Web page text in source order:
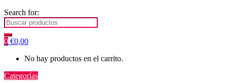
Search for:
0 €0,00
No hay productos en el carrito.
Categorías